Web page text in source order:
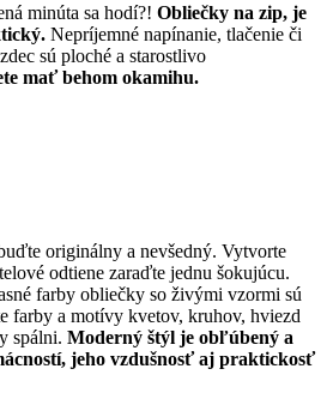
minúta sa hodí?! Obliečky na zip, je
Nepríjemné napínanie, tlačenie či
sú ploché a starostlivo
mať behom okamihu.
originálny a nevšedný. Vytvorte
odtiene zaraďte jednu šokujúcu.
farby obliečky so živými vzormi sú
farby a motívy kvetov, kruhov, hviezd
spálni. Moderný štýl je obľúbený a
jeho vzdušnosť aj praktickosť